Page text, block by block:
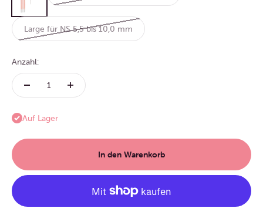
Large für NS 5,5 bis 10,0 mm
Anzahl:
Auf Lager
In den Warenkorb